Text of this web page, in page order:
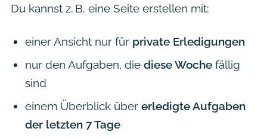
Du kannst z. B. eine Seite erstellen mit:
einer Ansicht nur für private Erledigungen
nur den Aufgaben, die diese Wochefällig
sind
einem Überblick über erledigte Aufgaben
der letzten 7 Tage